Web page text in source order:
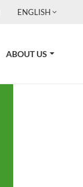
ENGLISH
ABOUT US